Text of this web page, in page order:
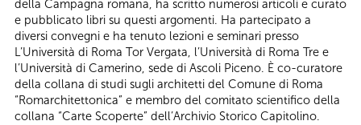
della Campagna romana, ha scritto numerosi articoli e curato
e pubblicato libri su questi argomenti. Ha partecipato a
diversi convegni e ha tenuto lezioni e seminari presso
L’Università di Roma Tor Vergata, l’Università di Roma Tre e
l’Università di Camerino, sede di Ascoli Piceno. È co-curatore
della collana di studi sugli architetti del Comune di Roma
“Romarchitettonica” e membro del comitato scientifico della
collana “Carte Scoperte” dell’Archivio Storico Capitolino.